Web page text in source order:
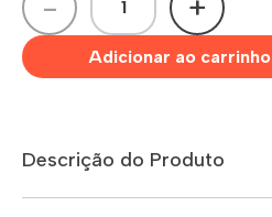
- +
Adicionar ao carrinho
Descrição do Produto